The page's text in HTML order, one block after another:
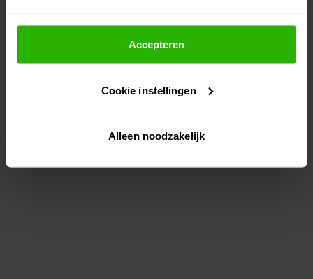
Als je op "Accepteer" klikt, dan geef je Voordeeluitjes.nl
toestemming om cookies voor social media en
gepersonaliseerde advertenties te plaatsen.
Lees hier meer over in onsprivacybeleid
Via "Cookie instellingen" kun je ook zelf instellen welke
Accepteren
Cookie instellingen
Alleen noodzakelijk